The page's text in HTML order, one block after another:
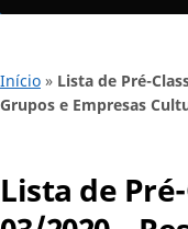
Início » Lista de Pré-
Grupos e Empresas
Lista de